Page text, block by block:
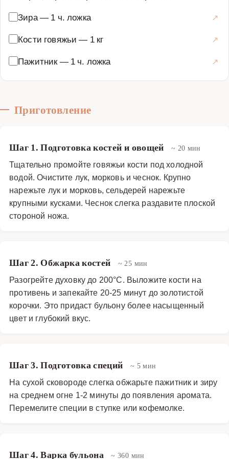
используется в аюрведической медицине для
улучшения пищеварения, снижения уровня
холестерина и контроля сахара в крови. Зира же
известна своими антиоксидантными свойствами и
костного бульона. Готовый бульон обладает
насыщенным ароматом с нотами поджаренных костей,
консистенции он умеренно плотный, слегка
желеобразный при охлаждении благодаря высокому
содержанию натурального коллагена. Подавать такой
бульон можно как самостоятельное блюдо, добавив
и просто для создания уютной атмосферы домашнего
тепла.
Супы Бульоны Костный бульон
Зира— 1 ч. ложка
Кости говяжьи — 1 кг
Пажитник— 1 ч. ложка
Приготовление
Шаг 1. Подготовка костей и овощей ~ 20 мин
Тщательно промойте говяжьи кости под холодной
водой. Очистите лук, морковь и чеснок. Крупно
нарежьте лук и морковь, сельдерей нарежьте
крупными кусками. Чеснок слегка раздавите плоской
стороной ножа.
Шаг 2. Обжарка костей ~ 25 мин
Разогрейте духовку до 200°C. Выложите кости на
противень и запекайте 20-25 минут до золотистой
корочки. Это придаст бульону более насыщенный
цвет и глубокий вкус.
Шаг 3. Подготовка специй ~ 5 мин
На сухой сковороде слегка обжарьте пажитник и зиру
на среднем огне 1-2 минуты до появления аромата.
Перемелите специи в ступке или кофемолке.
Шаг 4. Варка бульона ~ 360 мин